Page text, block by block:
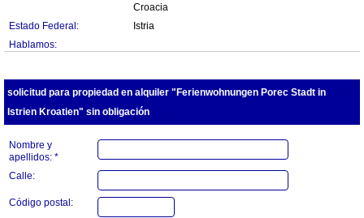
Croacia
Estado Federal:
Istria
Hablamos:
solicitud para propiedad en alquiler "Ferienwohnungen Porec Stadt in
Istrien Kroatien" sin obligación
Nombre y
apellidos: *
Calle:
Código postal: